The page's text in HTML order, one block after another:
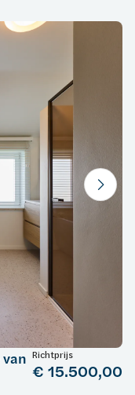
Richtprijs
€ 15.500,00